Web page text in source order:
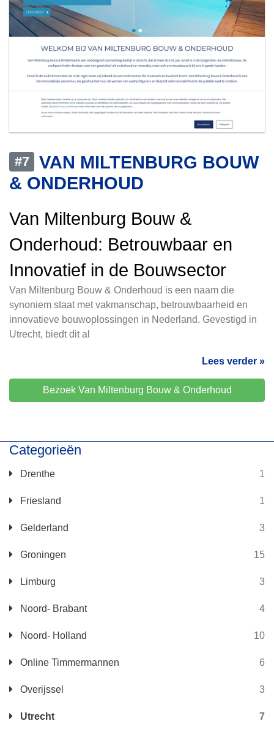
Categorieën
Drenthe 1
Friesland 1
Gelderland 3
Groningen 15
Limburg 3
Noord- Brabant 4
Noord- Holland 10
Online Timmermannen 6
Overijssel 3
Utrecht 7
#7
VAN MILTENBURG BOUW
& ONDERHOUD
Van Miltenburg Bouw &
Onderhoud: Betrouwbaar en
Innovatief in de Bouwsector
Van Miltenburg Bouw & Onderhoud is een naam die
synoniem staat met vakmanschap, betrouwbaarheid en
innovatieve bouwoplossingen in Nederland. Gevestigd in
Utrecht, biedt dit al
Lees verder »
Bezoek Van Miltenburg Bouw & Onderhoud